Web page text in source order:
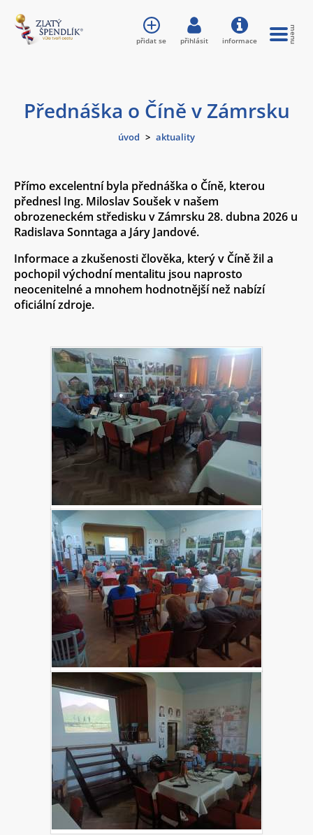
Přednáška o Číně v Zámrsku
úvod > aktuality
Přímo excelentní byla přednáška o Číně, kterou
přednesl Ing. Miloslav Soušek v našem
obrozeneckém středisku v Zámrsku 28. dubna 2026 u
Radislava Sonntaga a Járy Jandové.
Informace a zkušenosti člověka, který v Číně žil a
pochopil východní mentalitu jsou naprosto
neocenitelné a mnohem hodnotnější než nabízí
oficiální zdroje.
přidat se přihlásit informace